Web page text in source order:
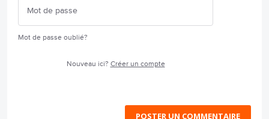
Mot de passe oublié?
Nouveau ici? Créer un compte
POSTER UN COMMENTAIRE